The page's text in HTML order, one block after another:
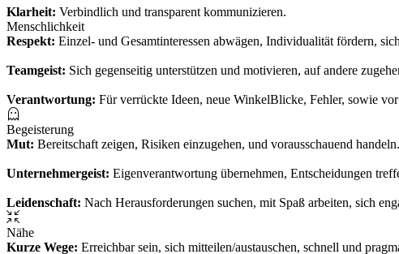
Klarheit: Verbindlich und transparent kommunizieren.
Menschlichkeit
Respekt: Einzel- und Gesamtinteressen abwägen, Individualität fördern,
Teamgeist: Sich gegenseitig unterstützen und motivieren, auf andere
Verantwortung: Für verrückte Ideen, neue WinkelBlicke, Fehler, sowie vor
Begeisterung
Mut: Bereitschaft zeigen, Risiken einzugehen, und vorausschauend handeln.
Unternehmergeist: Eigenverantwortung übernehmen, Entscheidungen
Leidenschaft: Nach Herausforderungen suchen, mit Spaß arbeiten, sich
Nähe
Kurze Wege: Erreichbar sein, sich mitteilen/austauschen, schnell und